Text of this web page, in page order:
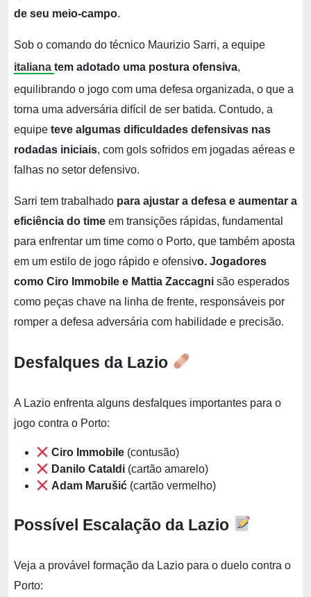
de seu meio-campo.
Sob o comando do técnico Maurizio Sarri, a equipe
italiana tem adotado uma postura ofensiva,
equilibrando o jogo com uma defesa organizada, o que a
torna uma adversária difícil de ser batida. Contudo, a
equipe teve algumas dificuldades defensivas nas
rodadas iniciais, com gols sofridos em jogadas aéreas e
falhas no setor defensivo.
Sarri tem trabalhado para ajustar a defesa e aumentar a
eficiência do time em transições rápidas, fundamental
para enfrentar um time como o Porto, que também aposta
em um estilo de jogo rápido e ofensivo. Jogadores
como Ciro Immobile e Mattia Zaccagni são esperados
como peças chave na linha de frente, responsáveis por
romper a defesa adversária com habilidade e precisão.
Desfalques da Lazio
A Lazio enfrenta alguns desfalques importantes para o
jogo contra o Porto:
Ciro Immobile (contusão)
Danilo Cataldi (cartão amarelo)
Adam Marušić (cartão vermelho)
Possível Escalação da Lazio
Veja a provável formação da Lazio para o duelo contra o
Porto: